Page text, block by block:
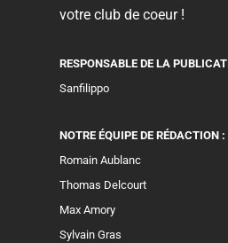
votre club de coeur !
RESPONSABLE DE LA
Sanfilippo
NOTRE ÉQUIPE DE RÉDACTION :
Romain Aublanc
Thomas Delcourt
Max Amory
Sylvain Gras